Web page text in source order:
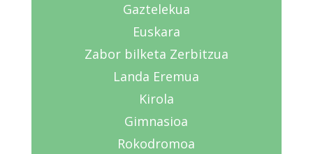
Gaztelekua
Euskara
Zabor bilketa Zerbitzua
Landa Eremua
Kirola
Gimnasioa
Rokodromoa